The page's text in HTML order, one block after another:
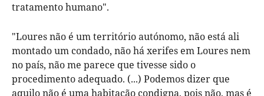
tratamento humano".
"Loures não é um território autónomo, não está ali
montado um condado, não há xerifes em Loures nem
no país, não me parece que tivesse sido o
procedimento adequado. (...) Podemos dizer que
aquilo não é uma habitação condigna, pois não, mas é